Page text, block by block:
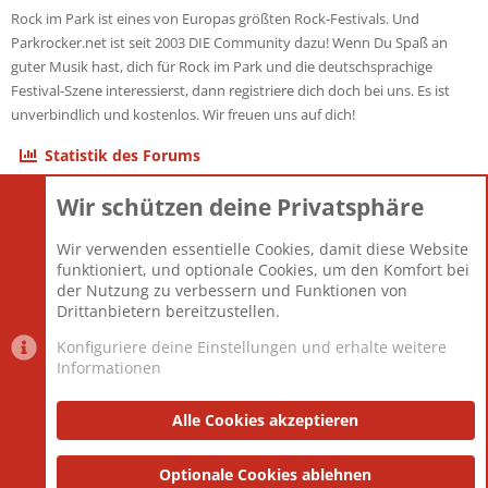
Rock im Park ist eines von Europas größten Rock-Festivals. Und
Parkrocker.net ist seit 2003 DIE Community dazu! Wenn Du Spaß an
guter Musik hast, dich für Rock im Park und die deutschsprachige
Festival-Szene interessierst, dann registriere dich doch bei uns. Es ist
unverbindlich und kostenlos. Wir freuen uns auf dich!
Statistik des Forums
Themen
Mitglieder
12.425
Neuestes Mitglied
Toddster85
Datenschutzerklärung Impressum
Community platform by XenForo® © 2010-2025 XenForo Ltd.
Wir schützen deine Privatsphäre
Wir verwenden essentielle Cookies, damit diese Website
funktioniert, und optionale Cookies, um den Komfort bei
der Nutzung zu verbessern und Funktionen von
Drittanbietern bereitzustellen.
Konfiguriere deine Einstellungen und erhalte weitere
Informationen
Alle Cookies akzeptieren
Optionale Cookies ablehnen